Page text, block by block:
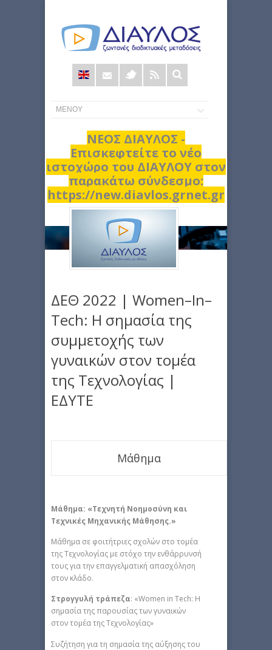
Φόρμα
αναζήτησης
ΝΕΟΣ ΔΙΑΥΛΟΣ -
Επισκεφτείτε το νέο
ιστοχώρο του ΔΙΑΥΛΟΥ στον
παρακάτω σύνδεσμο:
https://new.diavlos.grnet.gr
ΔΕΘ 2022 | Women–In–
Tech: Η σημασία της
συμμετοχής των
γυναικών στον τομέα
της Τεχνολογίας |
ΕΔΥΤΕ
Μάθημα
Μάθημα: «Τεχνητή Νοημοσύνη και
Τεχνικές Μηχανικής Μάθησης.»
Μάθημα σε φοιτήτριες σχολών στο τομέα
της Τεχνολογίας με στόχο την ενθάρρυνσή
τους για την επαγγελματική απασχόληση
στον κλάδο.
Στρογγυλή τράπεζα: «Women in Tech: Η
σημασία της παρουσίας των γυναικών
στον τομέα της Τεχνολογίας»
Συζήτηση για τη σημασία της αύξησης του